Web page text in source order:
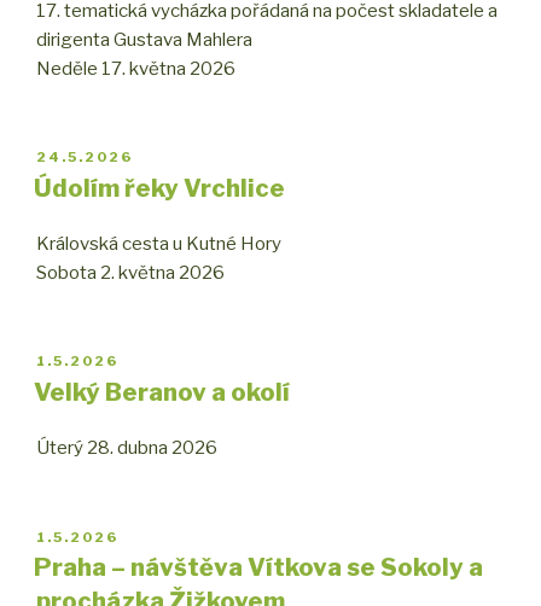
17. tematická vycházka pořádaná na počest skladatele a
dirigenta Gustava Mahlera
Neděle 17. května 2026
PUBLIKOVÁNO
24.5.2026
Údolím řeky Vrchlice
Královská cesta u Kutné Hory
Sobota 2. května 2026
PUBLIKOVÁNO
1.5.2026
Velký Beranov a okolí
Úterý 28. dubna 2026
PUBLIKOVÁNO
1.5.2026
Praha – návštěva Vítkova se Sokoly a